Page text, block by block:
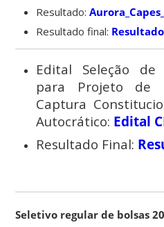
Resultado:
Resultado final:
Edital Seleção de
para Projeto de
Captura
Autocrático: Edital
Resultado Final:
Seletivo regular de bolsas